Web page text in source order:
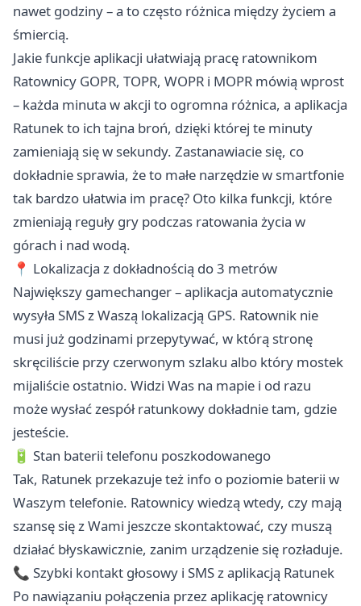
nawet godziny – a to często różnica między życiem a
śmiercią.
Jakie funkcje aplikacji ułatwiają pracę ratownikom
Ratownicy GOPR, TOPR, WOPR i MOPR mówią wprost
– każda minuta w akcji to ogromna różnica, a aplikacja
Ratunek to ich tajna broń, dzięki której te minuty
zamieniają się w sekundy. Zastanawiacie się, co
dokładnie sprawia, że to małe narzędzie w smartfonie
tak bardzo ułatwia im pracę? Oto kilka funkcji, które
zmieniają reguły gry podczas ratowania życia w
górach i nad wodą.
📍 Lokalizacja z dokładnością do 3 metrów
Największy gamechanger – aplikacja automatycznie
wysyła SMS z Waszą lokalizacją GPS. Ratownik nie
musi już godzinami przepytywać, w którą stronę
skręciliście przy czerwonym szlaku albo który mostek
mijaliście ostatnio. Widzi Was na mapie i od razu
może wysłać zespół ratunkowy dokładnie tam, gdzie
jesteście.
🔋 Stan baterii telefonu poszkodowanego
Tak, Ratunek przekazuje też info o poziomie baterii w
Waszym telefonie. Ratownicy wiedzą wtedy, czy mają
szansę się z Wami jeszcze skontaktować, czy muszą
działać błyskawicznie, zanim urządzenie się rozładuje.
📞 Szybki kontakt głosowy i SMS z aplikacją Ratunek
Po nawiązaniu połączenia przez aplikację ratownicy